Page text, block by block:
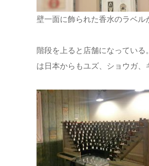
壁一面に飾られた香水のラベル
階段を上ると店舗になってい
は日本からもユズ、ショウガ、